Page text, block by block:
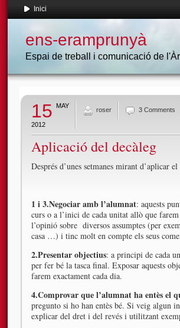
Inici
ens-eramprunyà
Espai de treball i comunicació de
15 MAY
2012
roser 3 Comments
Aplicació del decàleg
Després d’unes setmanes mirant d’aplicar
1 i 3.Negociar amb l’alumnat: aquests
curs o a l’inici de cada unitat allò que
l’opinió sobre diversos assumptes (per
casa …) i tinc molt en compte els seus
2.Presentar objectius: a principi de cada
per fer bé la tasca final. Exposar aquests
farem exactament cada dia.
4.Comprovar que l’alumnat ha entès el
pregunto si ho han entès bé. Si veig algun
explicar del dret i del revés i utilitzant